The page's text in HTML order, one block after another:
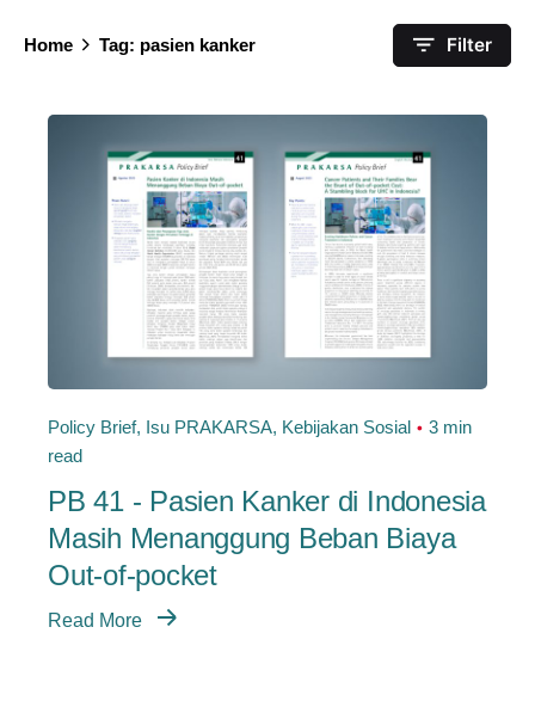
Home Tag: pasien kanker Filter
Policy Brief Isu PRAKARSA Kebijakan Sosial
3 min
read
PB 41 - Pasien Kanker di Indonesia
Masih Menanggung Beban Biaya
Out-of-pocket
Read More